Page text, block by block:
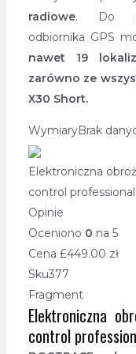
radiowe. Do
odbiornika GPS
nawet 19
zarówno ze
X30 Short.
WymiaryBrak
Elektroniczna
control
Opinie
Oceniono 0 na 5
Cena £449.00 zł
Sku377
Fragment
Elektroniczna
control